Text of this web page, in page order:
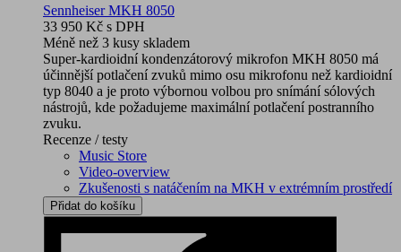
Sennheiser MKH 8050
33 950 Kč s DPH
Méně než 3 kusy skladem
Super-kardioidní kondenzátorový mikrofon MKH 8050 má
účinnější potlačení zvuků mimo osu mikrofonu než kardioidní
typ 8040 a je proto výbornou volbou pro snímání sólových
nástrojů, kde požadujeme maximální potlačení postranního
zvuku.
Recenze / testy
Music Store
Video-overview
Zkušenosti s natáčením na MKH v extrémním prostředí
Přidat do košíku